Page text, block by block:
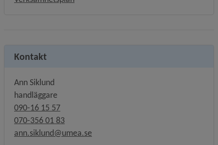
Kontakt
Ann Siklund
handläggare
090-16 15 57
070-356 01 83
ann.siklund@umea.se